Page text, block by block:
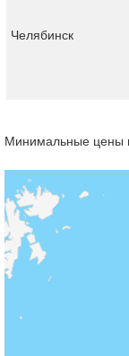
Челябинск
Минимальные цены